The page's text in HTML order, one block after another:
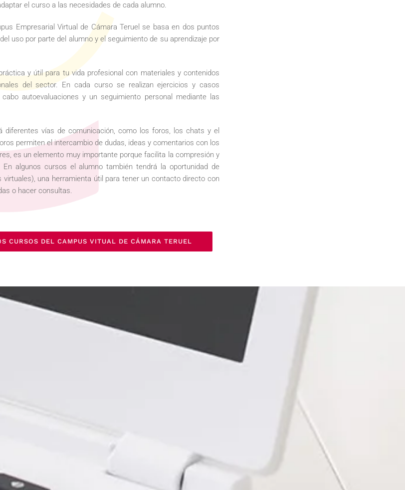
el curso a las necesidades de cada alumno.
Empresarial Virtual de Cámara Teruel se basa en dos puntos
uso por parte del alumno y el seguimiento de su aprendizaje por
y útil para tu vida profesional con materiales y contenidos
del sector. En cada curso se realizan ejercicios y casos
autoevaluaciones y un seguimiento personal mediante las
diferentes vías de comunicación, como los foros, los chats y el
permiten el intercambio de dudas, ideas y comentarios con los
es un elemento muy importante porque facilita la compresión y
En algunos cursos el alumno también tendrá la oportunidad de
virtuales), una herramienta útil para tener un contacto directo con
o hacer consultas.
CURSOS DEL CAMPUS VITUAL DE CÁMARA TERUEL